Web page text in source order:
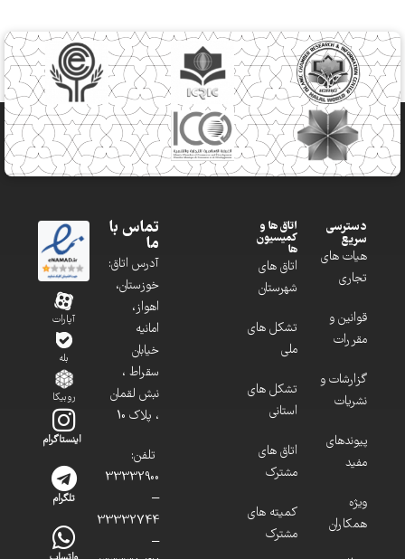
دسترسی
سریع
هیات های
تجاری
قوانین و
مقررات
گزارشات و
نشریات
پیوندهای
مفید
ویژه
همکاران
اتاق ها و
کمیسیون
ها
اتاق های
شهرستان
تشکل های
ملی
تشکل های
استانی
اتاق های
مشترک
کمیته های
مشترک
تماس با
ما
آدرس اتاق:
خوزستان،
اهواز،
امانیه
خیابان
سقراط ،
نبش لقمان
، پلاک 10
تلفن:
33332900
–
33332744
–
آپارات
بله
روبیکا
اینستاگرام
تلگرام